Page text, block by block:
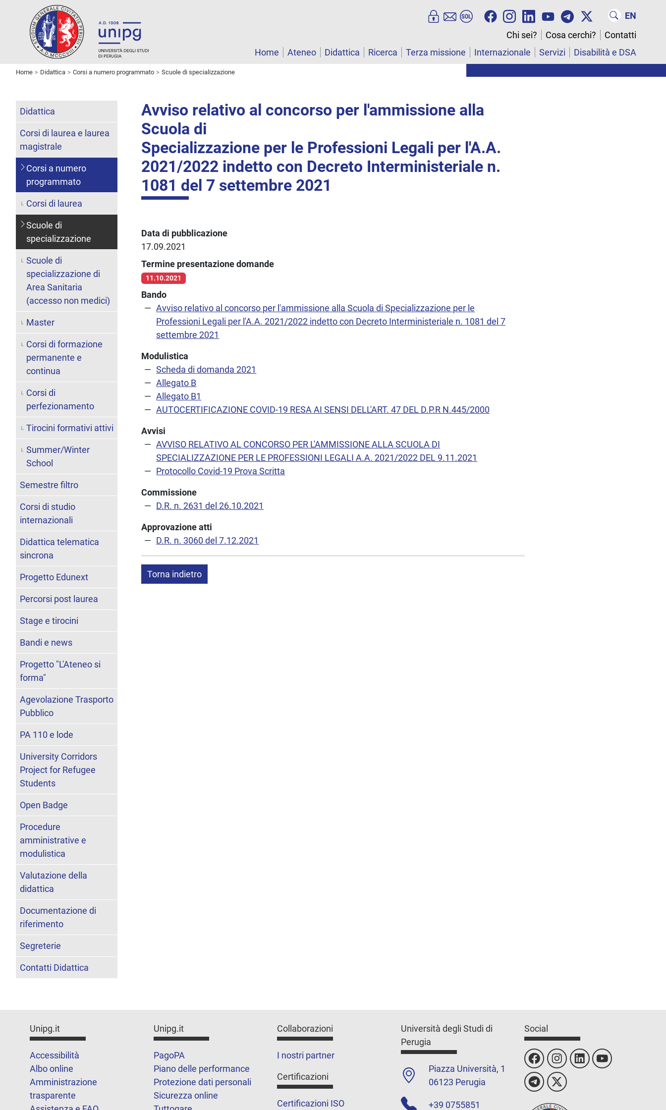
EN
Chi sei?
Cosa cerchi?
Contatti
Home
Ateneo Didattica Ricerca Terza missione Internazionale Servizi Disabilità e DSA
Home Didattica Corsi a numero programmato Scuole di specializzazione
Avviso relativo al concorso per l'ammissione alla
Scuola di
Specializzazione per le Professioni Legali per l'A.A.
2021/2022 indetto con Decreto Interministeriale n.
1081 del 7 settembre 2021
Data di pubblicazione
17.09.2021
Termine presentazione domande
11.10.2021
Bando
Avviso relativo al concorso per l'ammissione alla Scuola di Specializzazione per le
Professioni Legali per l'A.A. 2021/2022 indetto con Decreto Interministeriale n. 1081 del 7
settembre 2021
Modulistica
Scheda di domanda 2021
Allegato B
Allegato B1
AUTOCERTIFICAZIONE COVID-19 RESA AI SENSI DELL'ART. 47 DEL D.P.R N.445/2000
Avvisi
AVVISO RELATIVO AL CONCORSO PER L'AMMISSIONE ALLA SCUOLA DI
SPECIALIZZAZIONE PER LE PROFESSIONI LEGALI A.A. 2021/2022 DEL 9.11.2021
Protocollo Covid-19 Prova Scritta
Commissione
D.R. n. 2631 del 26.10.2021
Approvazione atti
D.R. n. 3060 del 7.12.2021
Torna indietro
Didattica
Corsi di laurea e laurea
magistrale
Corsi a numero
programmato
Corsi di laurea
Scuole di
specializzazione
Scuole di
specializzazione di
Area Sanitaria
(accesso non medici)
Master
Corsi di formazione
permanente e
continua
Corsi di
perfezionamento
Tirocini formativi attivi
Summer/Winter
School
Semestre filtro
Corsi di studio
internazionali
Didattica telematica
sincrona
Progetto Edunext
Percorsi post laurea
Stage e tirocini
Bandi e news
Progetto "L'Ateneo si
forma"
Agevolazione Trasporto
Pubblico
PA 110 e lode
University Corridors
Project for Refugee
Students
Open Badge
Procedure
amministrative e
modulistica
Valutazione della
didattica
Documentazione di
riferimento
Segreterie
Contatti Didattica
Unipg.it
Accessibilità
Albo online
Amministrazione
trasparente
Unipg.it
PagoPA
Piano delle performance
Protezione dati personali
Sicurezza online
Collaborazioni
I nostri partner
Certificazioni
Certificazioni ISO
Università degli Studi di
Perugia
Piazza Università, 1
06123 Perugia
+39 0755851
Social